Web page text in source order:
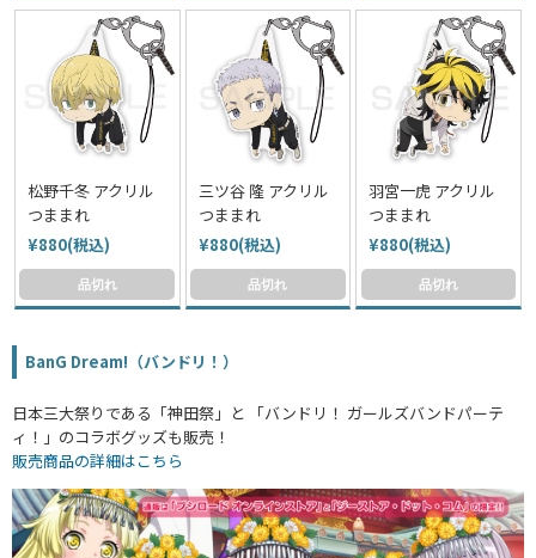
松野千冬 アクリル
つままれ
¥880(税込)
品切れ
三ツ谷 隆 アクリル
つままれ
¥880(税込)
品切れ
羽宮一虎 アクリル
つままれ
¥880(税込)
品切れ
BanG Dream!（バンドリ！）
日本三大祭りである「神田祭」と 「バンドリ！ ガールズバンドパーテ
ィ！」のコラボグッズも販売！
販売商品の詳細はこちら